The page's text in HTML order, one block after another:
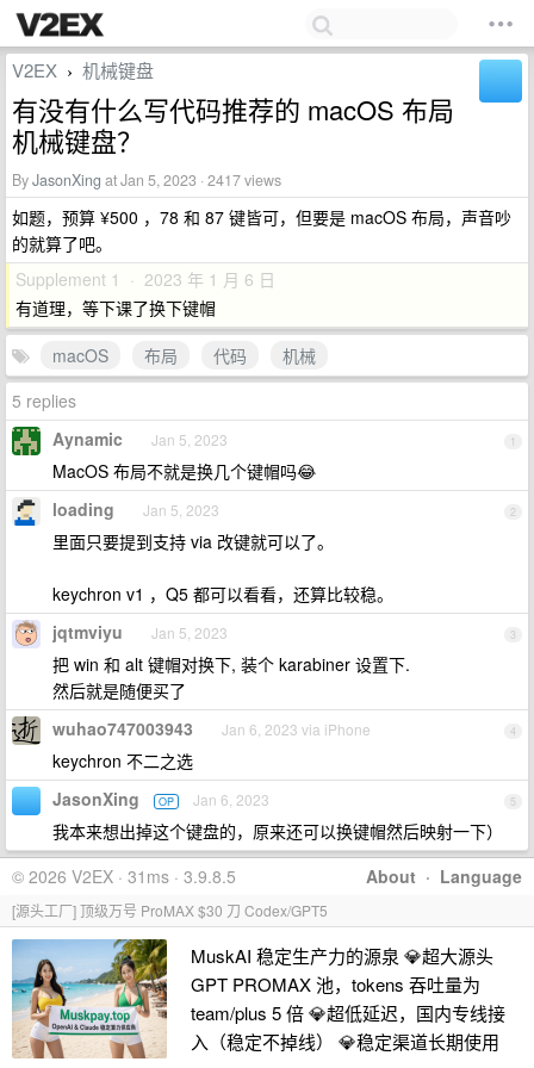
V2EX › 机械键盘
有没有什么写代码推荐的 macOS 布局
机械键盘？
ByJasonXing at Jan 5, 2023 · 2417 views
如题，预算 ¥500 ，78 和 87 键皆可，但要是 macOS 布局，声音吵
的就算了吧。
Supplement 1 · 2023 年 1 月 6 日
有道理，等下课了换下键帽
macOS
布局 代码
机械
5 replies
1
Aynamic Jan 5, 2023
MacOS 布局不就是换几个键帽吗😂
2
loading Jan 5, 2023
里面只要提到支持 via 改键就可以了。
keychron v1 ，Q5 都可以看看，还算比较稳。
3
jqtmviyu Jan 5, 2023
把 win 和 alt 键帽对换下, 装个 karabiner 设置下.
然后就是随便买了
4
wuhao747003943 Jan 6, 2023 via iPhone
keychron 不二之选
5
JasonXing OP Jan 6, 2023
我本来想出掉这个键盘的，原来还可以换键帽然后映射一下）
About · Language
© 2026 V2EX · 31ms · 3.9.8.5
[源头工厂] 顶级万号 ProMAX $30 刀 Codex/GPT5
MuskAI 稳定生产力的源泉 💎超大源头
GPT PROMAX 池，tokens 吞吐量为
team/plus 5 倍 💎超低延迟，国内专线接
入（稳定不掉线） 💎稳定渠道长期使用